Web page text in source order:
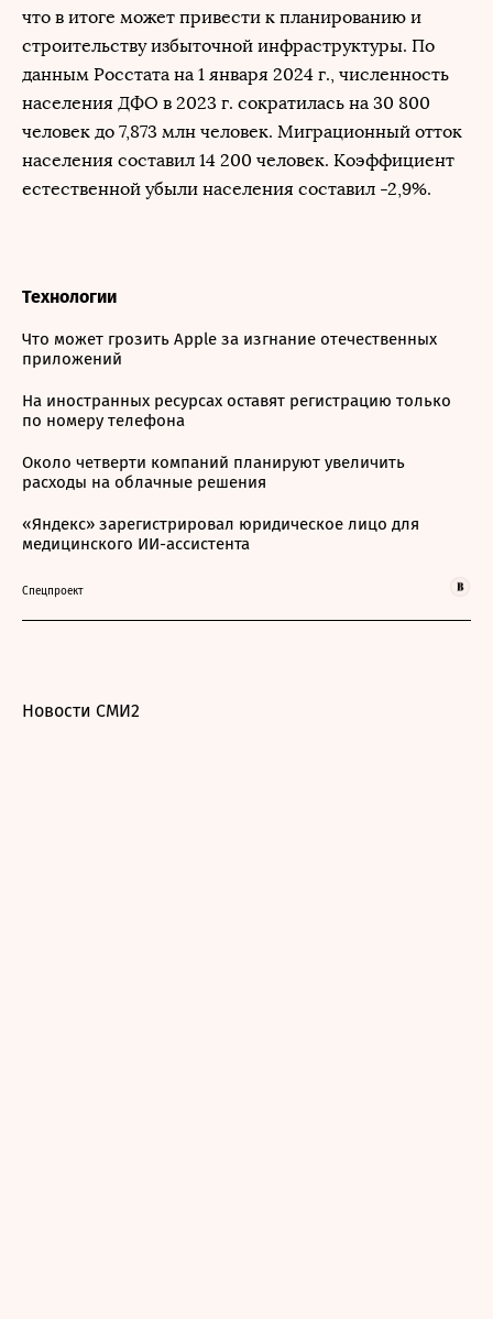
что в итоге может привести к планированию и
строительству избыточной инфраструктуры. По
данным Росстата на 1 января 2024 г., численность
населения ДФО в 2023 г. сократилась на 30 800
человек до 7,873 млн человек. Миграционный отток
населения составил 14 200 человек. Коэффициент
естественной убыли населения составил -2,9%.
Технологии
Что может грозить Apple за изгнание отечественных
приложений
На иностранных ресурсах оставят регистрацию только
по номеру телефона
Около четверти компаний планируют увеличить
расходы на облачные решения
«Яндекс» зарегистрировал юридическое лицо для
медицинского ИИ-ассистента
Спецпроект
Новости СМИ2